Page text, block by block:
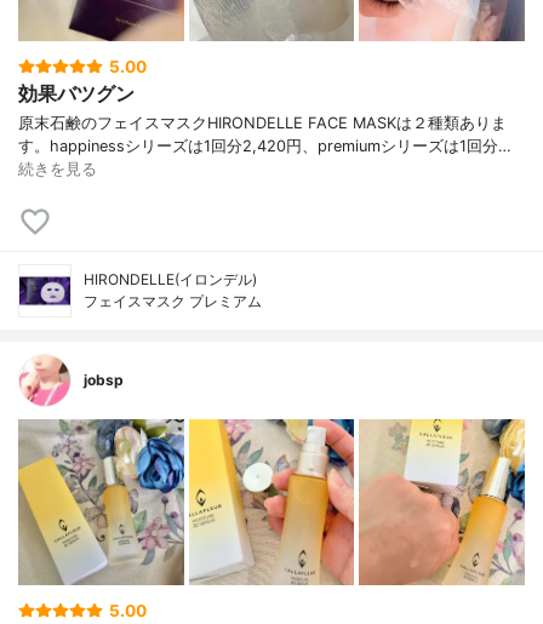
5.00
効果バツグン
原末石鹸のフェイスマスクHIRONDELLE FACE MASKは２種類ありま
す。happinessシリーズは1回分2,420円、premiumシリーズは1回分…
続きを見る
HIRONDELLE(イロンデル)
フェイスマスク プレミアム
jobsp
5.00